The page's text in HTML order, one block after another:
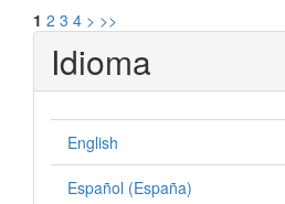
1 2 3 4 > >>
Idioma
English
Español (España)